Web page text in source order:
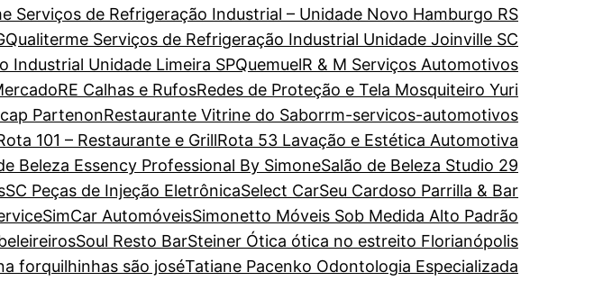
Serviços de Refrigeração Industrial – Unidade Novo Hamburgo RS
Qualiterme Serviços de Refrigeração Industrial Unidade Joinville SC
Industrial Unidade Limeira SPQuemuelR & M Serviços Automotivos
RE Calhas e RufosRedes de Proteção e Tela Mosquiteiro Yuri
PartenonRestaurante Vitrine do Saborrm-servicos-automotivos
101 – Restaurante e GrillRota 53 Lavação e Estética Automotiva
Beleza Essency Professional By SimoneSalão de Beleza Studio 29
SC Peças de Injeção EletrônicaSelect CarSeu Cardoso Parrilla & Bar
SimCar AutomóveisSimonetto Móveis Sob Medida Alto Padrão
Soul Resto BarSteiner Ótica ótica no estreito Florianópolis
forquilhinhas são joséTatiane Pacenko Odontologia Especializada